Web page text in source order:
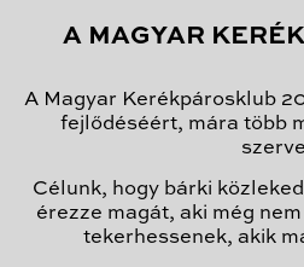
A MAGYAR
A Magyar Kerékpárosklub
fejlődéséért, mára több
Célunk, hogy bárki
érezze magát, aki még
tekerhessenek, akik